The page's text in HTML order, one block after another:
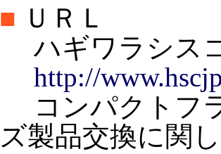
■ ＵＲＬ
ハギワラシス
http://
コンパクトフ
ズ製品交換に関